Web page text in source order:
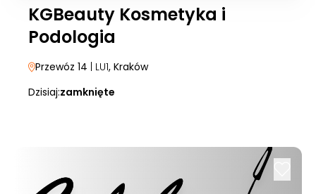
KGBeauty Kosmetyka i
Podologia
Przewóz 14 | LU1, Kraków
Dzisiaj:zamknięte